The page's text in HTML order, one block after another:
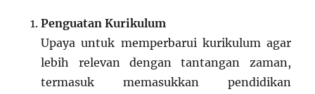
Penguatan Kurikulum
Upaya untuk memperbarui kurikulum agar
lebih relevan dengan tantangan zaman,
termasuk memasukkan pendidikan